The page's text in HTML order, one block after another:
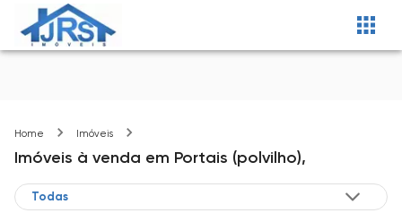
Home Imóveis
Imóveis à venda em Portais (polvilho),